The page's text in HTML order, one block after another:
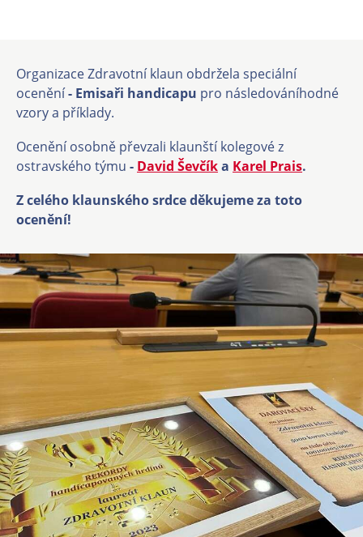
Organizace Zdravotní klaun obdržela speciální
ocenění- Emisaři handicapu pro následováníhodné
vzory a příklady.
Ocenění osobně převzali klaunští kolegové z
ostravského týmu - David Ševčíka Karel Prais.
Z celého klaunského srdce děkujeme za toto
ocenění!